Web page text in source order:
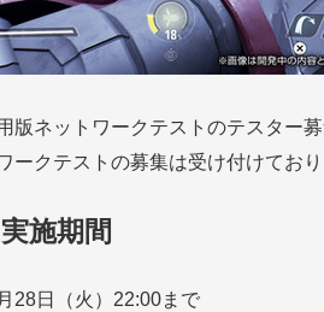
版ネットワークテストのテスター
クテストの募集は受け付けており
施期間
28日（火）22:00まで